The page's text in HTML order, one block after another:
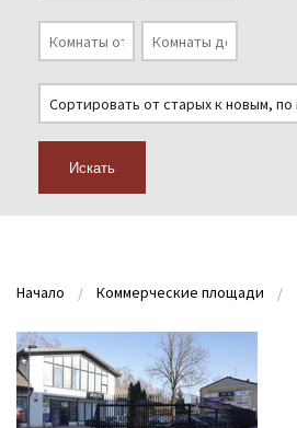
Искать
Начало Коммерческие площади